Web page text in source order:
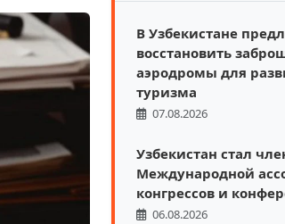
В Узбекистане
восстановить
аэродромы для
туризма
07.08.2026
Узбекистан стал
Международной
конгрессов и
06.08.2026